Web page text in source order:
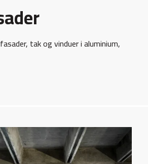
tak og vinduer i aluminium,